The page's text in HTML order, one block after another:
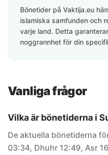
Bönetider på Vaktija.eu
islamiska samfunden och
varje land. Detta
noggrannhet för din
Vanliga frågor
Vilka är bönetiderna i
De aktuella bönetiderna
03:34, Dhuhr 12:49, Asr